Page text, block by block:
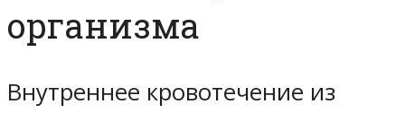
организма
Внутреннее кровотечение из